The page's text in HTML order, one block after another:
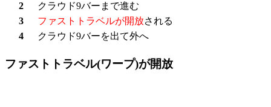
2
クラウド9バーまで進む
3
ファストトラベルが開放される
4
クラウド9バーを出て外へ
ファストトラベル(ワープ)が開放